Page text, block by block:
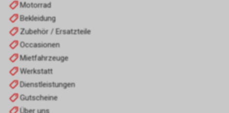
Motorrad
Bekleidung
Zubehör / Ersatzteile
Occasionen
Mietfahrzeuge
Werkstatt
Dienstleistungen
Gutscheine
Über uns